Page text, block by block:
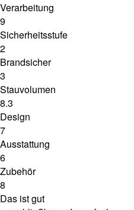
Verarbeitung
9
Sicherheitsstufe
2
Brandsicher
3
Stauvolumen
8.3
Design
7
Ausstattung
6
Zubehör
8
Das ist gut